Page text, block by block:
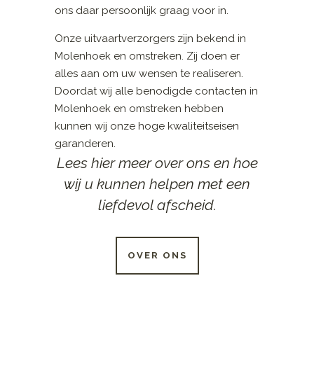
ons daar persoonlijk graag voor in.
Onze uitvaartverzorgers zijn bekend in
Molenhoek en omstreken. Zij doen er
alles aan om uw wensen te realiseren.
Doordat wij alle benodigde contacten in
Molenhoek en omstreken hebben
kunnen wij onze hoge kwaliteitseisen
garanderen.
Lees hier meer over ons en hoe
wij u kunnen helpen met een
liefdevol afscheid.
OVER ONS